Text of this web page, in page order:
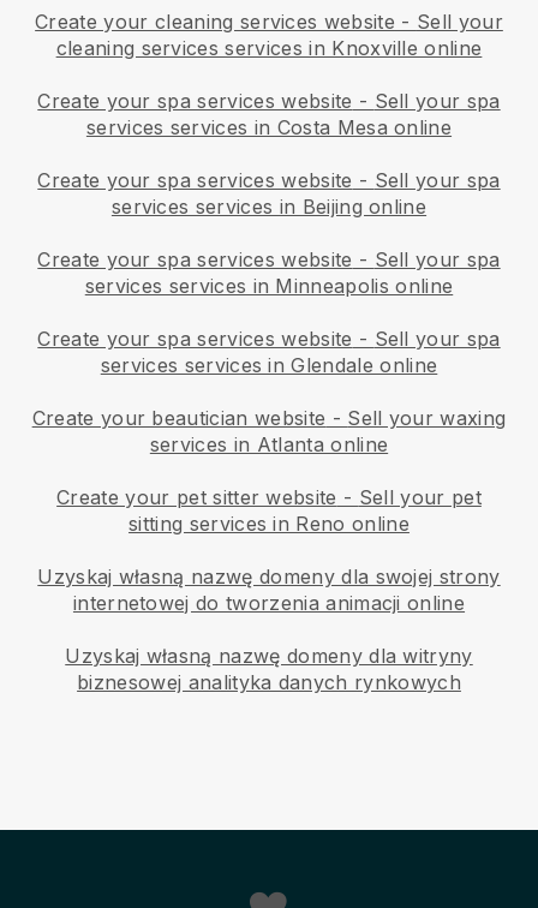
Create your cleaning services website - Sell your
cleaning services services in Knoxville online
Create your spa services website - Sell your spa
services services in Costa Mesa online
Create your spa services website - Sell your spa
services services in Beijing online
Create your spa services website - Sell your spa
services services in Minneapolis online
Create your spa services website - Sell your spa
services services in Glendale online
Create your beautician website - Sell your waxing
services in Atlanta online
Create your pet sitter website - Sell your pet
sitting services in Reno online
Uzyskaj własną nazwę domeny dla swojej strony
internetowej do tworzenia animacji online
Uzyskaj własną nazwę domeny dla witryny
biznesowej analityka danych rynkowych